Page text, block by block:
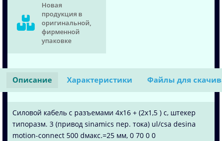
Новая
продукция в
оригинальной,
фирменной
упаковке
Описание Характеристики Файлы для
Силовой кабель с разъемами 4x16 + (2x1,5 ) c, штекер
типоразм. 3 (привод sinamics пер. тока) ul/csa desina
motion-connect 500 dмакс.=25 мм, 0 70 0 0